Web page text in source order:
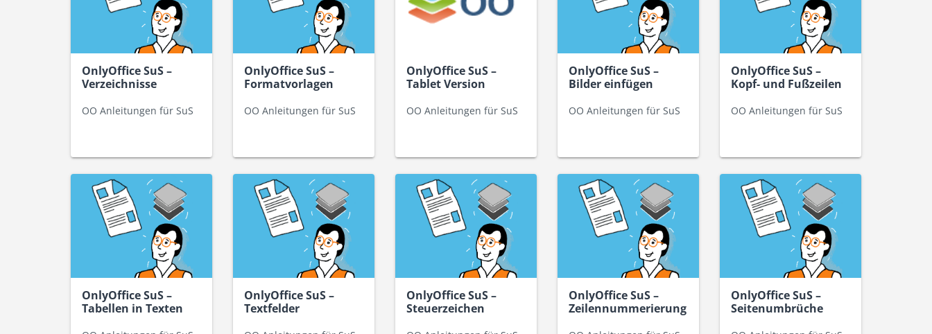
OnlyOffice SuS –
Verzeichnisse
OO Anleitungen für SuS
OnlyOffice SuS –
Formatvorlagen
OO Anleitungen für SuS
OnlyOffice SuS –
Tablet Version
OO Anleitungen für SuS
OnlyOffice SuS –
Bilder einfügen
OO Anleitungen für SuS
OnlyOffice SuS –
Kopf- und Fußzeilen
OO Anleitungen für SuS
OnlyOffice SuS –
Tabellen in Texten
OnlyOffice SuS –
Textfelder
OnlyOffice SuS –
Steuerzeichen
OnlyOffice SuS –
Zeilennummerierung
OnlyOffice SuS –
Seitenumbrüche